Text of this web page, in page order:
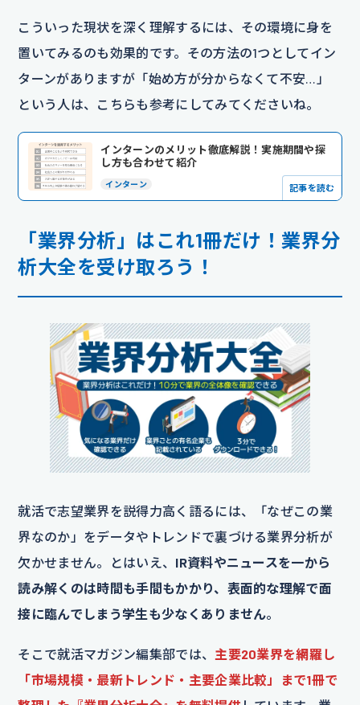
こういった現状を深く理解するには、その環境に身を
置いてみるのも効果的です。その方法の1つとしてイン
ターンがありますが「始め方が分からなくて不安…」
という人は、こちらも参考にしてみてくださいね。
インターンのメリット徹底解説！実施期間や探
し方も合わせて紹介
インターン 記事を読む
「業界分析」はこれ1冊だけ！業界分
析大全を受け取ろう！
就活で志望業界を説得力高く語るには、「なぜこの業
界なのか」をデータやトレンドで裏づける業界分析が
欠かせません。とはいえ、 IR資料やニュースを一から
読み解くのは時間も手間もかかり、表面的な理解で面
接に臨んでしまう学生も少なくありません。
そこで就活マガジン編集部では、 主要20業界を網羅し
「市場規模・最新トレンド・主要企業比較」まで1冊で